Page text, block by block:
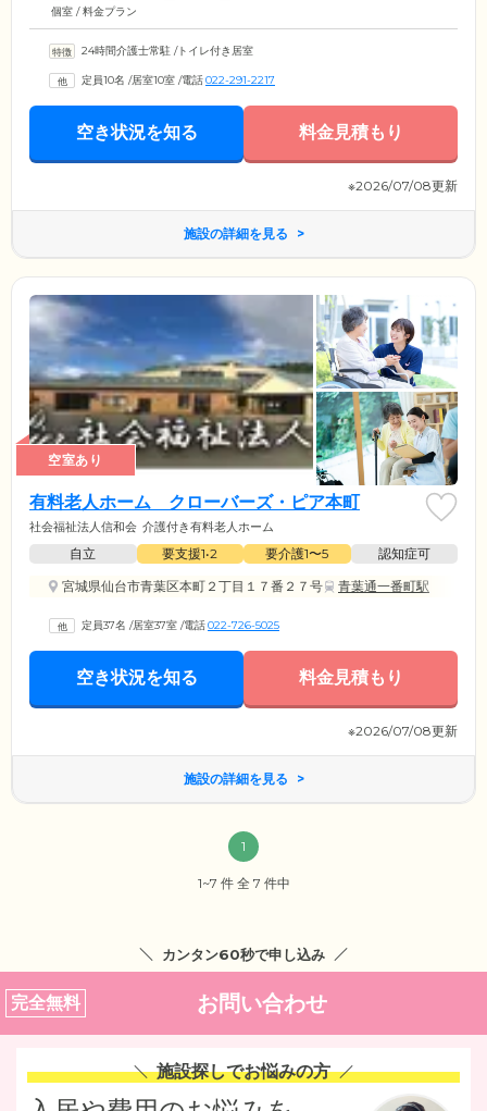
個室 / 料金プラン
24時間介護士常駐 /トイレ付き居室
定員10名 /居室10室 /電話022-291-2217
空き状況を知る 料金見積もり
※2026/07/08更新
施設の詳細を見る
空室あり
有料老人ホーム クローバーズ・ピア本町
社会福祉法人信和会 介護付き有料老人ホーム
自立 要支援1•2 要介護1〜5
認知症可
宮城県仙台市青葉区本町２丁目１７番２７号
青葉通一番町駅
定員37名 /居室37室 /電話022-726-5025
空き状況を知る 料金見積もり
※2026/07/08更新
施設の詳細を見る
1
1~7 件 全 7 件中
カンタン60秒で申し込み
完全無料 お問い合わせ
施設探しでお悩みの方